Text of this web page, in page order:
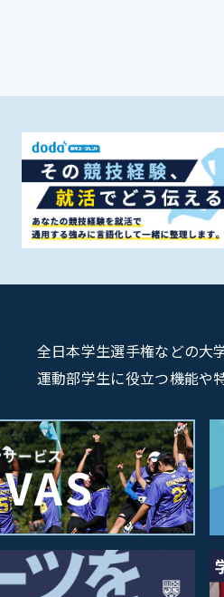
全日本学生選手権などの大
運動部学生に役立つ機能や